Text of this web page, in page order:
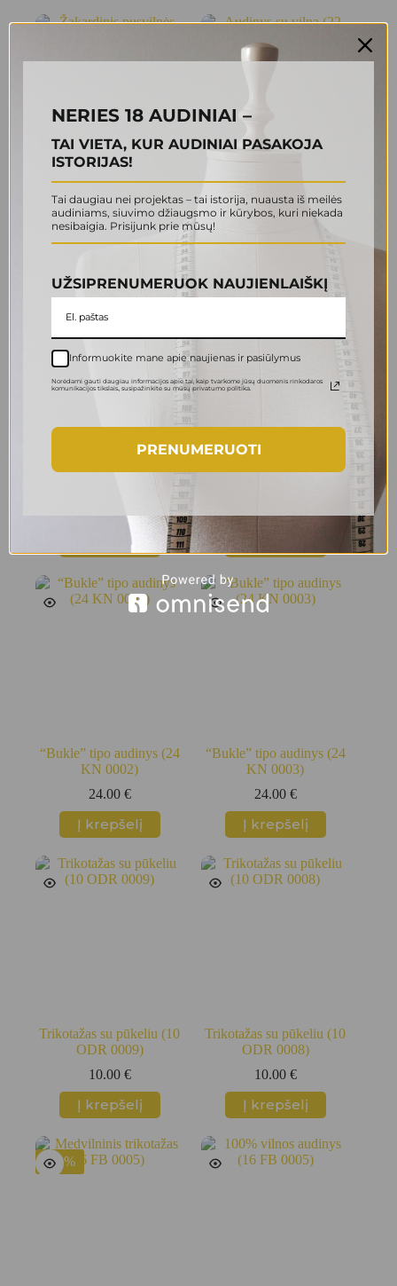
Žakardinis pusvilnės
audinys (12-0015)
12.00€
Original
12.00 €.
6.00€Current
6.00 €.
Audinys su vilna (22 KN
0000)
Dirbtinis kailiukas (24
24.00€
Į krepšelį
“Bukle” tipo audinys (24
24.00€
“Bukle” tipo audinys (24
KN 0002)
24.00 €
Į krepšelį
“Bukle” tipo audinys (24
KN 0003)
24.00 €
Į krepšelį
Trikotažas su pūkeliu (10
ODR 0009)
10.00 €
Į krepšelį
Trikotažas su pūkeliu (10
ODR 0008)
10.00 €
Į krepšelį
-50%
NERIES 18 AUDINIAI –
TAI VIETA, KUR AUDINIAI PASAKOJA
ISTORIJAS!
Tai daugiau nei projektas – tai istorija, nuausta iš meilės
audiniams, siuvimo džiaugsmo ir kūrybos, kuri niekada
nesibaigia. Prisijunk prie mūsų!
UŽSIPRENUMERUOK NAUJIENLAIŠKĮ
Informuokite mane apie naujienas ir pasiūlymus
Norėdami gauti daugiau informacijos apie tai, kaip tvarkome jūsų duomenis rinkodaros
komunikacijos tikslais., susipažinkite su mūsų privatumo politika.
PRENUMERUOTI